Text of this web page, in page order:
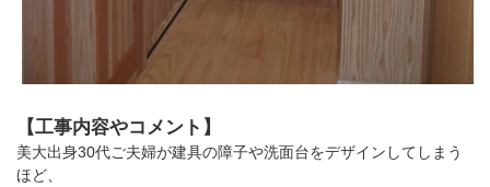
【工事内容やコメント】
美大出身30代ご夫婦が建具の障子や洗面台をデザインしてしまう
ほど、